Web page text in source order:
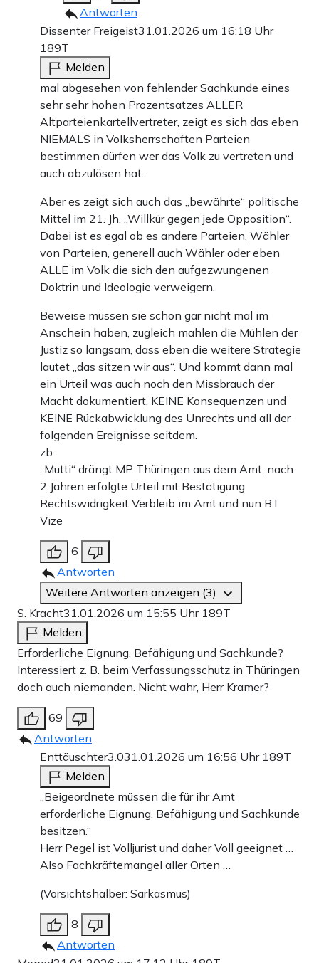
Antworten
Dissenter Freigeist31.01.2026 um 16:18 Uhr
189T
Melden
mal abgesehen von fehlender Sachkunde eines
sehr sehr hohen Prozentsatzes ALLER
Altparteienkartellvertreter, zeigt es sich das eben
NIEMALS in Volksherrschaften Parteien
bestimmen dürfen wer das Volk zu vertreten und
auch abzulösen hat.
Aber es zeigt sich auch das „bewährte“ politische
Mittel im 21. Jh, „Willkür gegen jede Opposition“.
Dabei ist es egal ob es andere Parteien, Wähler
von Parteien, generell auch Wähler oder eben
ALLE im Volk die sich den aufgezwungenen
Doktrin und Ideologie verweigern.
Beweise müssen sie schon gar nicht mal im
Anschein haben, zugleich mahlen die Mühlen der
Justiz so langsam, dass eben die weitere Strategie
lautet „das sitzen wir aus“. Und kommt dann mal
ein Urteil was auch noch den Missbrauch der
Macht dokumentiert, KEINE Konsequenzen und
KEINE Rückabwicklung des Unrechts und all der
folgenden Ereignisse seitdem.
zb.
„Mutti“ drängt MP Thüringen aus dem Amt, nach
2 Jahren erfolgte Urteil mit Bestätigung
Rechtswidrigkeit Verbleib im Amt und nun BT
Vize
6
Antworten
Weitere Antworten anzeigen (3)
S. Kracht31.01.2026 um 15:55 Uhr 189T
Melden
Erforderliche Eignung, Befähigung und Sachkunde?
Interessiert z. B. beim Verfassungsschutz in Thüringen
doch auch niemanden. Nicht wahr, Herr Kramer?
69
Antworten
Enttäuschter3.031.01.2026 um 16:56 Uhr 189T
Melden
„Beigeordnete müssen die für ihr Amt
erforderliche Eignung, Befähigung und Sachkunde
besitzen.“
Herr Pegel ist Volljurist und daher Voll geeignet …
Also Fachkräftemangel aller Orten …
(Vorsichtshalber: Sarkasmus)
8
Antworten